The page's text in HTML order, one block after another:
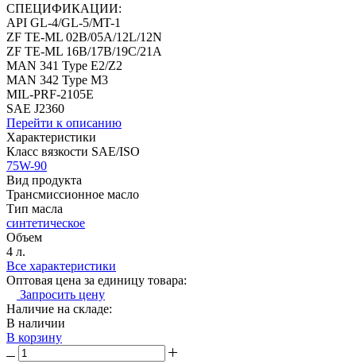
СПЕЦИФИКАЦИИ:
API GL-4/GL-5/MT-1
ZF TE-ML 02B/05A/12L/12N
ZF TE-ML 16B/17B/19C/21A
MAN 341 Type E2/Z2
MAN 342 Type M3
MIL-PRF-2105E
SAE J2360
Перейти к описанию
Характеристики
Класс вязкости SAE/ISO
75W-90
Вид продукта
Трансмиссионное масло
Тип масла
синтетическое
Объем
4 л.
Все характеристики
Оптовая цена за единицу товара:
Запросить цену
Наличие на складе:
В наличии
В корзину